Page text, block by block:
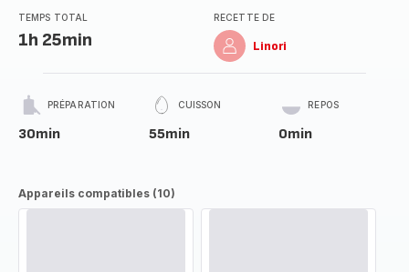
TEMPS TOTAL
1h 25min
RECETTE DE
Linori
PRÉPARATION
30min
CUISSON
55min
REPOS
0min
Appareils compatibles (10)